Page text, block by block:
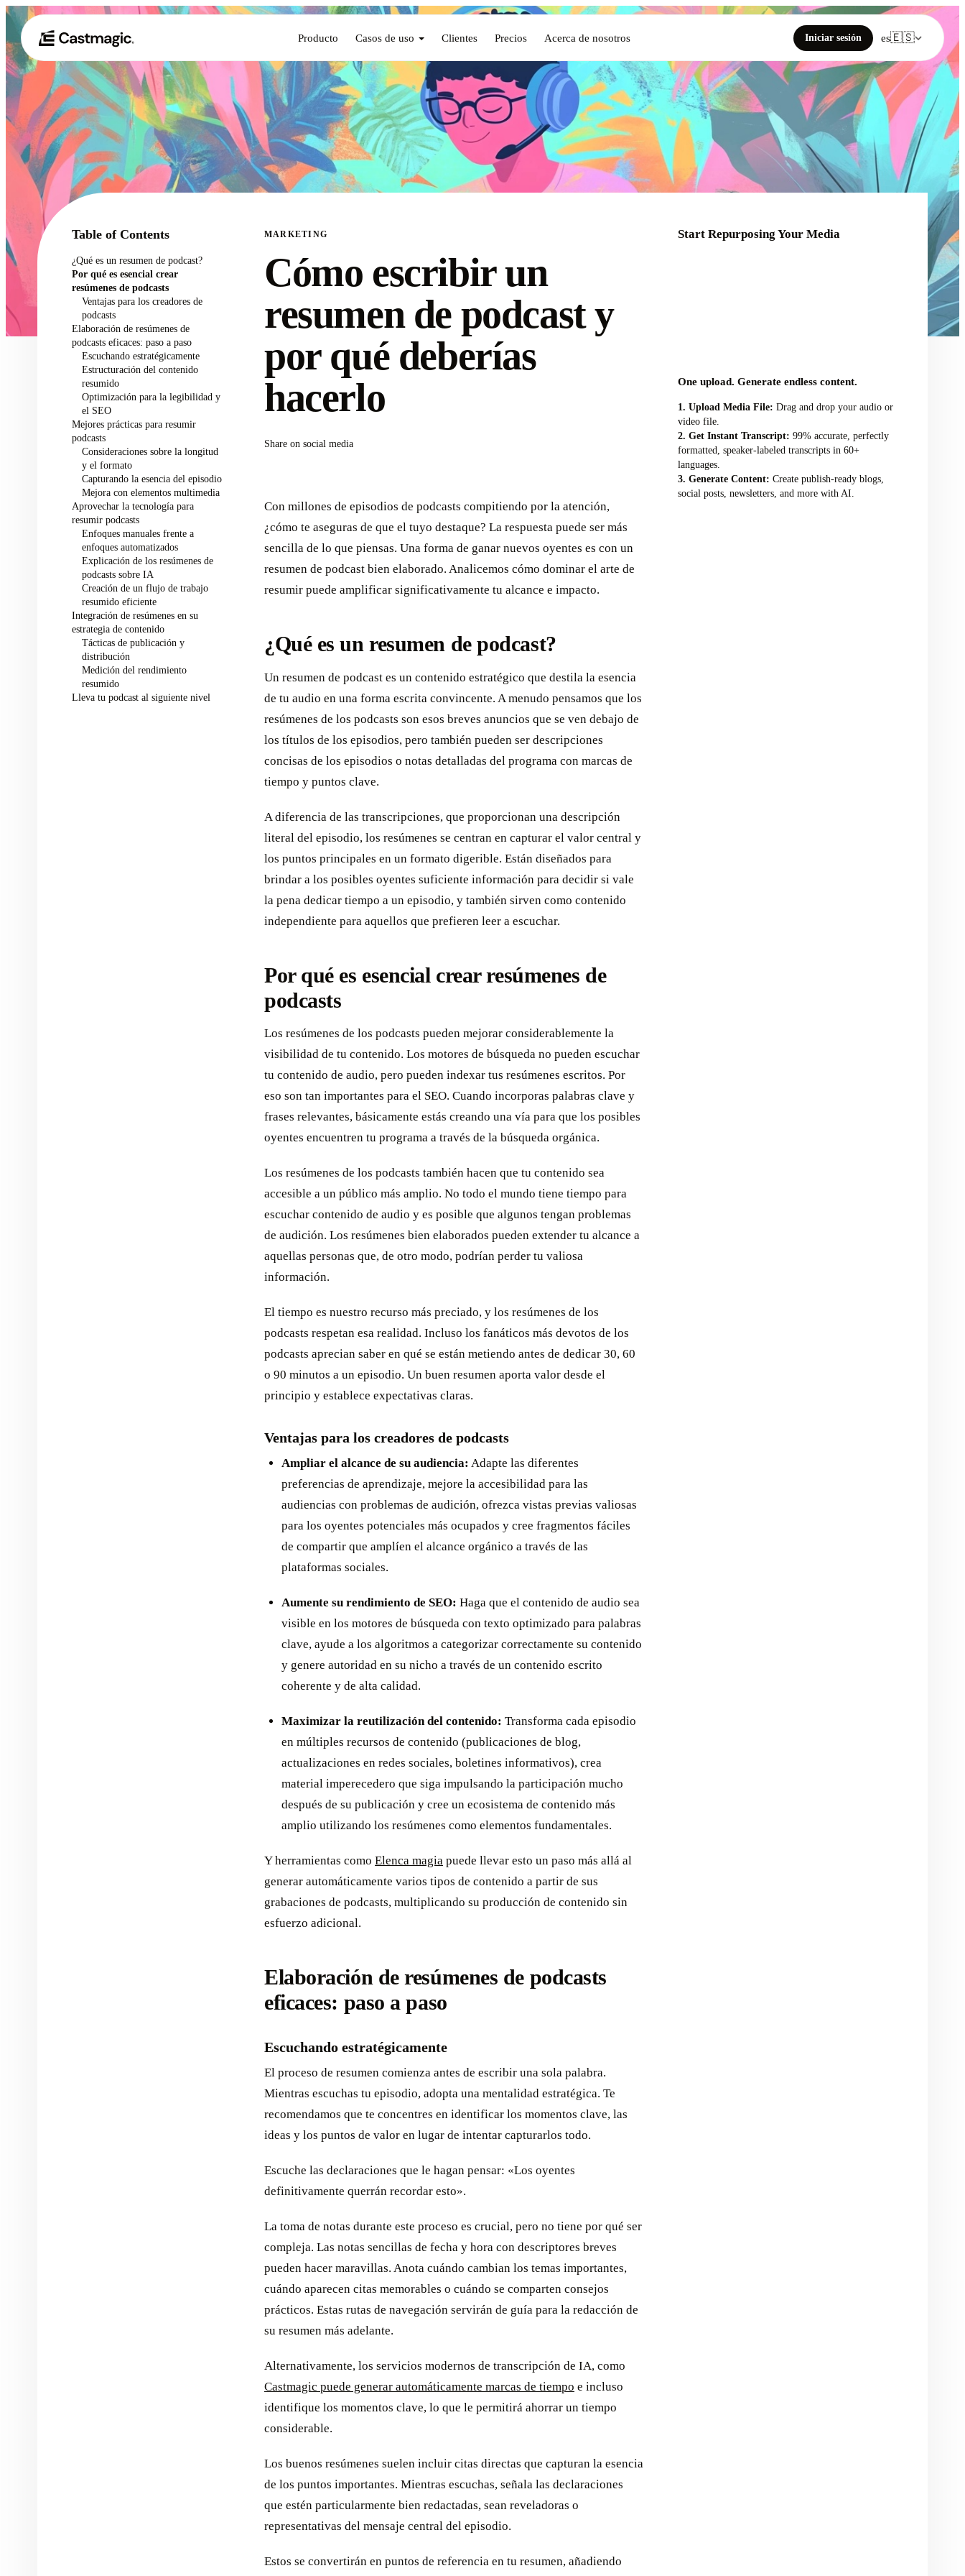
Producto Casos de uso Clientes Precios Acerca de nosotros Iniciar sesión es🇪🇸
Table of Contents
¿Qué es un resumen de podcast?
Por qué es esencial crear
resúmenes de podcasts
Ventajas para los creadores de
podcasts
Elaboración de resúmenes de
podcasts eficaces: paso a paso
Escuchando estratégicamente
Estructuración del contenido
resumido
Optimización para la legibilidad y
el SEO
Mejores prácticas para resumir
podcasts
Consideraciones sobre la longitud
y el formato
Capturando la esencia del episodio
Mejora con elementos multimedia
Aprovechar la tecnología para
resumir podcasts
Enfoques manuales frente a
enfoques automatizados
Explicación de los resúmenes de
podcasts sobre IA
Creación de un flujo de trabajo
resumido eficiente
Integración de resúmenes en su
estrategia de contenido
Tácticas de publicación y
distribución
Medición del rendimiento
resumido
Lleva tu podcast al siguiente nivel
MARKETING
Cómo escribir un
resumen de podcast y
por qué deberías
hacerlo
Share on social media
Con millones de episodios de podcasts compitiendo por la atención,
¿cómo te aseguras de que el tuyo destaque? La respuesta puede ser más
sencilla de lo que piensas. Una forma de ganar nuevos oyentes es con un
resumen de podcast bien elaborado. Analicemos cómo dominar el arte de
resumir puede amplificar significativamente tu alcance e impacto.
¿Qué es un resumen de podcast?
Un resumen de podcast es un contenido estratégico que destila la esencia
de tu audio en una forma escrita convincente. A menudo pensamos que los
resúmenes de los podcasts son esos breves anuncios que se ven debajo de
los títulos de los episodios, pero también pueden ser descripciones
concisas de los episodios o notas detalladas del programa con marcas de
tiempo y puntos clave.
A diferencia de las transcripciones, que proporcionan una descripción
literal del episodio, los resúmenes se centran en capturar el valor central y
los puntos principales en un formato digerible. Están diseñados para
brindar a los posibles oyentes suficiente información para decidir si vale
la pena dedicar tiempo a un episodio, y también sirven como contenido
independiente para aquellos que prefieren leer a escuchar.
Por qué es esencial crear resúmenes de
podcasts
Los resúmenes de los podcasts pueden mejorar considerablemente la
visibilidad de tu contenido. Los motores de búsqueda no pueden escuchar
tu contenido de audio, pero pueden indexar tus resúmenes escritos. Por
eso son tan importantes para el SEO. Cuando incorporas palabras clave y
frases relevantes, básicamente estás creando una vía para que los posibles
oyentes encuentren tu programa a través de la búsqueda orgánica.
Los resúmenes de los podcasts también hacen que tu contenido sea
accesible a un público más amplio. No todo el mundo tiene tiempo para
escuchar contenido de audio y es posible que algunos tengan problemas
de audición. Los resúmenes bien elaborados pueden extender tu alcance a
aquellas personas que, de otro modo, podrían perder tu valiosa
información.
El tiempo es nuestro recurso más preciado, y los resúmenes de los
podcasts respetan esa realidad. Incluso los fanáticos más devotos de los
podcasts aprecian saber en qué se están metiendo antes de dedicar 30, 60
o 90 minutos a un episodio. Un buen resumen aporta valor desde el
principio y establece expectativas claras.
Ventajas para los creadores de podcasts
Ampliar el alcance de su audiencia: Adapte las diferentes
preferencias de aprendizaje, mejore la accesibilidad para las
audiencias con problemas de audición, ofrezca vistas previas valiosas
para los oyentes potenciales más ocupados y cree fragmentos fáciles
de compartir que amplíen el alcance orgánico a través de las
plataformas sociales.
Aumente su rendimiento de SEO: Haga que el contenido de audio sea
visible en los motores de búsqueda con texto optimizado para palabras
clave, ayude a los algoritmos a categorizar correctamente su contenido
y genere autoridad en su nicho a través de un contenido escrito
coherente y de alta calidad.
Maximizar la reutilización del contenido: Transforma cada episodio
en múltiples recursos de contenido (publicaciones de blog,
actualizaciones en redes sociales, boletines informativos), crea
material imperecedero que siga impulsando la participación mucho
después de su publicación y cree un ecosistema de contenido más
amplio utilizando los resúmenes como elementos fundamentales.
Y herramientas como Elenca magia puede llevar esto un paso más allá al
generar automáticamente varios tipos de contenido a partir de sus
grabaciones de podcasts, multiplicando su producción de contenido sin
esfuerzo adicional.
Elaboración de resúmenes de podcasts
eficaces: paso a paso
Escuchando estratégicamente
El proceso de resumen comienza antes de escribir una sola palabra.
Mientras escuchas tu episodio, adopta una mentalidad estratégica. Te
recomendamos que te concentres en identificar los momentos clave, las
ideas y los puntos de valor en lugar de intentar capturarlos todo.
Escuche las declaraciones que le hagan pensar: «Los oyentes
definitivamente querrán recordar esto».
La toma de notas durante este proceso es crucial, pero no tiene por qué ser
compleja. Las notas sencillas de fecha y hora con descriptores breves
pueden hacer maravillas. Anota cuándo cambian los temas importantes,
cuándo aparecen citas memorables o cuándo se comparten consejos
prácticos. Estas rutas de navegación servirán de guía para la redacción de
su resumen más adelante.
Alternativamente, los servicios modernos de transcripción de IA, como
Castmagic puede generar automáticamente marcas de tiempo e incluso
identifique los momentos clave, lo que le permitirá ahorrar un tiempo
considerable.
Los buenos resúmenes suelen incluir citas directas que capturan la esencia
de los puntos importantes. Mientras escuchas, señala las declaraciones
que estén particularmente bien redactadas, sean reveladoras o
representativas del mensaje central del episodio.
Estos se convertirán en puntos de referencia en tu resumen, añadiendo
Start Repurposing Your Media
One upload. Generate endless content.
Upload Media File: Drag and drop your audio or
video file.
Get Instant Transcript: 99% accurate, perfectly
formatted, speaker-labeled transcripts in 60+
languages.
Generate Content: Create publish-ready blogs,
social posts, newsletters, and more with AI.